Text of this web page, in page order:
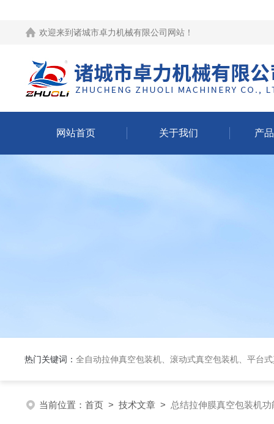
欢迎来到 诸城市卓力机械有限公司网站 ！
网站首页 关于我们 产
热门关键词： 全自动拉伸真空包装机、滚动式真空包装机、平台式真空包装机、大米定量
当前位置： 首页 > 技术文章 > 总结拉伸膜真空包装机功